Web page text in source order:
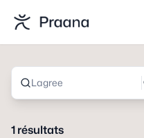
Lagree
1résultats